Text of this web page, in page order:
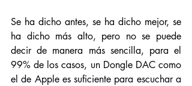
Se ha dicho antes, se ha dicho mejor, se
ha dicho más alto, pero no se puede
decir de manera más sencilla, para el
99% de los casos, un Dongle DAC como
el de Apple es suficiente para escuchar a